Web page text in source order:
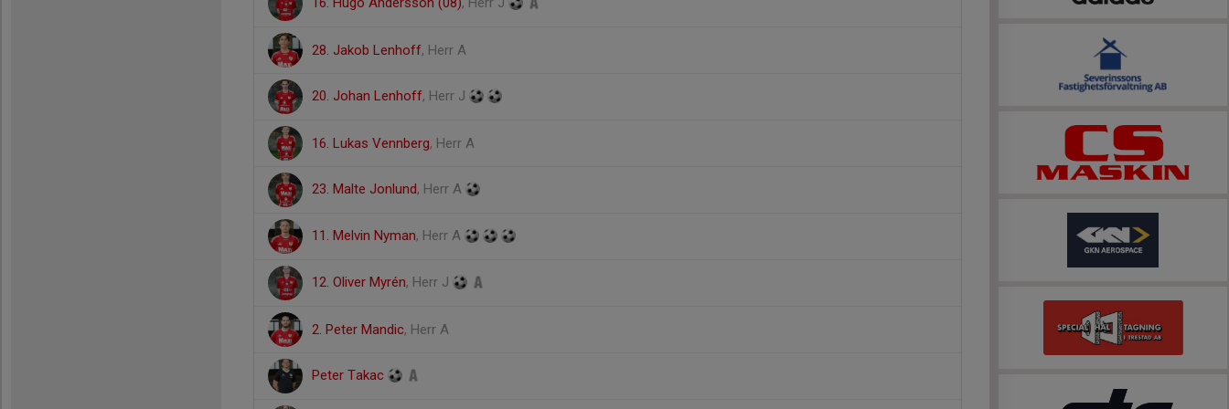
28. Jakob Lenhoff, Herr A
20. Johan Lenhoff, Herr J
16. Lukas Vennberg, Herr A
23. Malte Jonlund, Herr A
11. Melvin Nyman, Herr A
12. Oliver Myrén, Herr J
2. Peter Mandic, Herr A
Peter Takac